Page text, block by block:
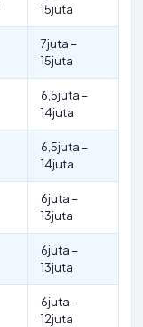
15juta
7juta –
15juta
6,5juta –
14juta
6,5juta –
14juta
6juta –
13juta
6juta –
13juta
6juta –
12juta